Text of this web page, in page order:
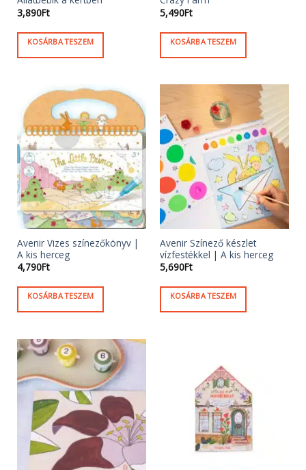
3,890Ft
KOSÁRBA TESZEM
5,490Ft
KOSÁRBA TESZEM
Avenir Vizes színezőkönyv |
A kis herceg
4,790Ft
KOSÁRBA TESZEM
Avenir Színező készlet
vízfestékkel | A kis herceg
5,690Ft
KOSÁRBA TESZEM